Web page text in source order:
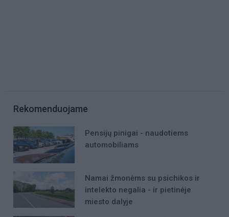
Rekomenduojame
Pensijų pinigai - naudotiems
automobiliams
Namai žmonėms su psichikos ir
intelekto negalia - ir pietinėje
miesto dalyje